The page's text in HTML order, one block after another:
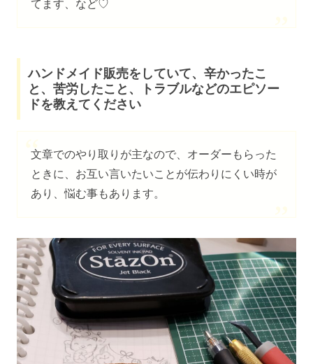
てます、など♡
ハンドメイド販売をしていて、辛かったこ
と、苦労したこと、トラブルなどのエピソー
ドを教えてください
文章でのやり取りが主なので、オーダーもらった
ときに、お互い言いたいことが伝わりにくい時が
あり、悩む事もあります。